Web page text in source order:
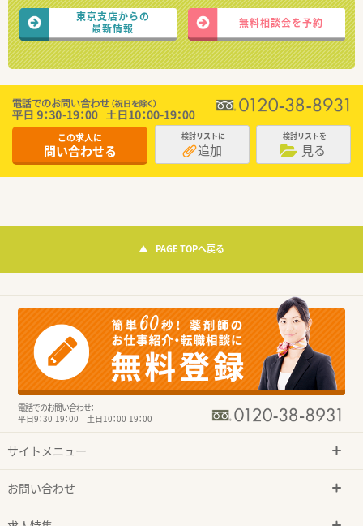
東京支店からの
最新情報
無料相談会を予約
この求人に
問い合わせる
検討リストに
追加
検討リストを
見る
PAGE TOPへ戻る
電話でのお問い合わせ：
平日9：30-19：00 土日10：00-19：00
サイトメニュー
お問い合わせ